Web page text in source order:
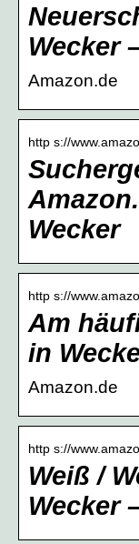
Wecker
Amazon.de
http s://
Wecker
http s://
Am
in
Amazon.de
http s://
Weiß /
Wecker